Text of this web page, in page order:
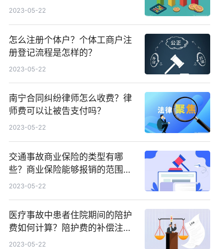
2023-05-22
怎么注册个体户？个体工商户注
册登记流程是怎样的？
2023-05-22
南宁合同纠纷律师怎么收费？律
师费可以让被告支付吗？
2023-05-22
交通事故商业保险的类型有哪
些？商业保险能够报销的范围是
根据具体的险种确定的吗？
2023-05-22
医疗事故中患者住院期间的陪护
费如何计算？陪护费的补偿注意
事项有哪些？
2023-05-22